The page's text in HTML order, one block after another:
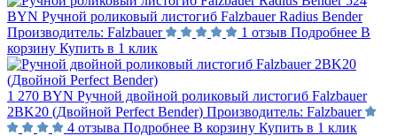
BYN Ручной роликовый листогиб Falzbauer Radius Bender
Производитель: Falzbauer 1 отзыв Подробнее В
корзину Купить в 1 клик
1 270 BYN Ручной двойной роликовый листогиб Falzbauer
2BK20 (Двойной Perfect Bender) Производитель: Falzbauer
4 отзыва Подробнее В корзину Купить в 1 клик